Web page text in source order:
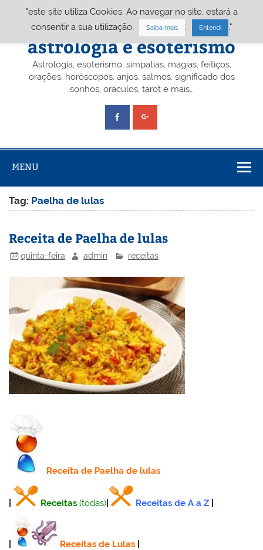
Portal A&E – Portal
astrologia e esoterismo
Astrologia, esoterismo, simpatias, magias, feitiços,
orações, horóscopos, anjos, salmos, significado dos
sonhos, oráculos, tarot e mais…
MENU
Tag: Paelha de lulas
Receita de Paelha de lulas
quinta-feira admin receitas
Receitade Paelha de lulas
Receitas (todas) Receitas de A a Z
Receitas de Lulas
"este site utiliza Cookies. Ao navegar no site, estará a
consentir a sua utilização.
Saiba mais Entendi ."